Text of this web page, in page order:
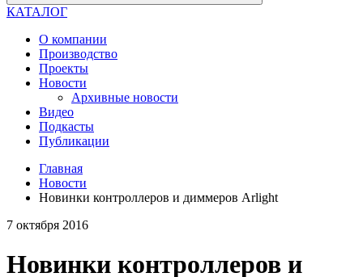
КАТАЛОГ
О компании
Производство
Проекты
Новости
Архивные новости
Видео
Подкасты
Публикации
Главная
Новости
Новинки контроллеров и диммеров Arlight
7 октября 2016
Новинки контроллеров и